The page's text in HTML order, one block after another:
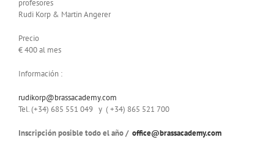
profesores
Rudi Korp & Martin Angerer
Precio
€ 400 al mes
Información :
rudikorp@brassacademy.com
Tel. (+34) 685 551 049 y ( +34) 865 521 700
Inscripción posible todo el año / office@brassacademy.com